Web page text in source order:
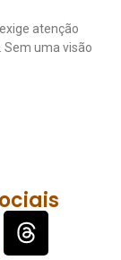
atenção
Sem uma visão